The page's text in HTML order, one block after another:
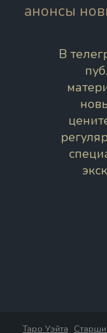
анонсы
В
Таро Уэйта